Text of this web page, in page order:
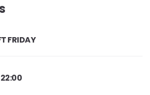
FRIDAY